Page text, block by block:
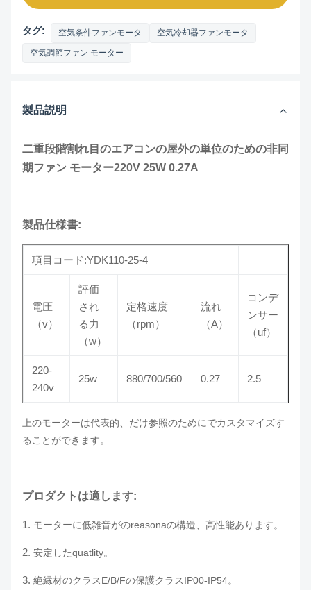
タグ: 空気条件ファンモータ 空気冷却器ファンモータ
空気調節ファン モーター
製品説明
二重段階割れ目のエアコンの屋外の単位のための非同
期ファン モーター220V 25W 0.27A
製品仕様書:
項目コード:YDK110-25-4
電圧
（v）
評価
され
る力
（w）
定格速度
（rpm）
流れ
（A）
コンデ
ンサー
（uf）
220-
240v
25w 880/700/560 0.27 2.5
上のモーターは代表的、だけ参照のためにでカスタマイズす
ることができます。
プロダクトは適します:
1. モーターに低雑音がのreasonaの構造、高性能あります。
2. 安定したquatlity。
3. 絶縁材のクラスE/B/Fの保護クラスIP00-IP54。